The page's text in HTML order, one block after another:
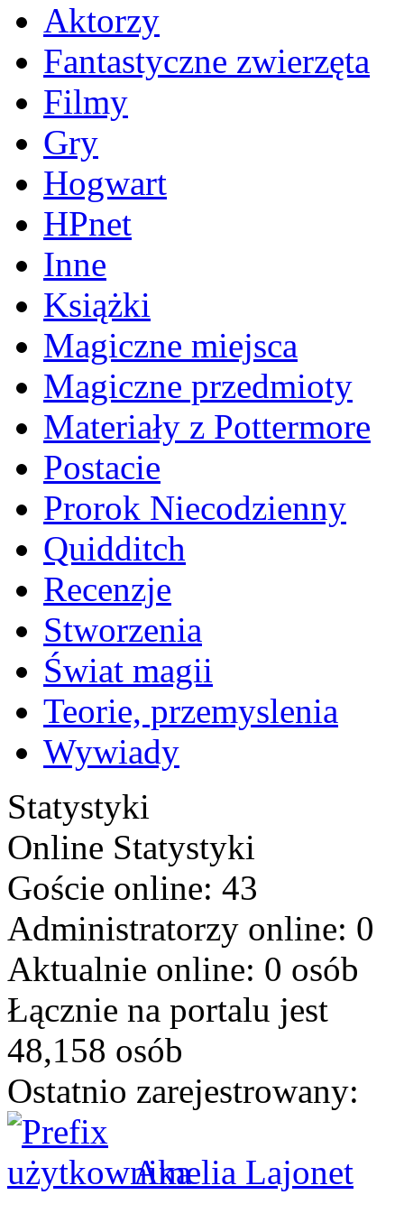
Aktorzy
Fantastyczne zwierzęta
Filmy
Gry
Hogwart
HPnet
Inne
Książki
Magiczne miejsca
Magiczne przedmioty
Materiały z Pottermore
Postacie
Prorok Niecodzienny
Quidditch
Recenzje
Stworzenia
Świat magii
Teorie, przemyslenia
Wywiady
Statystyki
Online Statystyki
Goście online: 43
Administratorzy online: 0
Aktualnie online: 0 osób
Łącznie na portalu jest
48,158 osób
Ostatnio zarejestrowany:
Amelia Lajonet